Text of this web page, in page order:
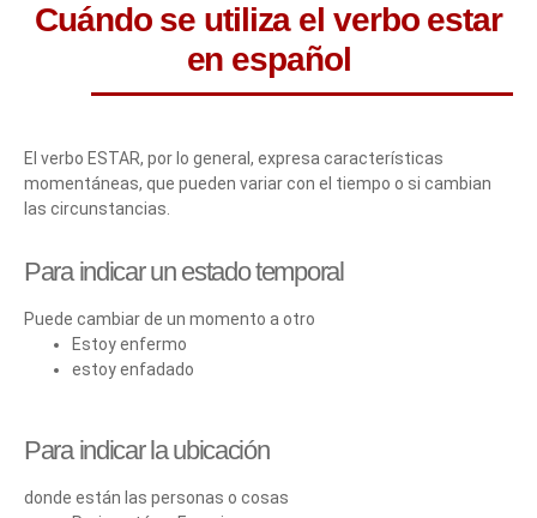
Cuándo se utiliza el verbo estar
en español
El verbo ESTAR, por lo general, expresa características
momentáneas, que pueden variar con el tiempo o si cambian
las circunstancias.
Para indicar un estado temporal
Puede cambiar de un momento a otro
Estoy enfermo
estoy enfadado
Para indicar la ubicación
donde están las personas o cosas